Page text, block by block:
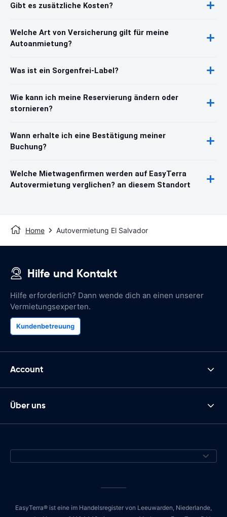
Gibt es zusätzliche Kosten?
Welche Art von Versicherung gilt für meine
Autoanmietung?
Was ist ein Sorgenfrei-Label?
Wie kann ich meine Reservierung ändern oder
stornieren?
Wann erhalte ich eine Bestätigung meiner
Buchung?
Welche Mietwagenfirmen werden auf EasyTerra
Autovermietung verglichen? an diesem Standort
Home Autovermietung El Salvador
Hilfe und Kontakt
Hilfe erforderlich? Dann wende dich an einen unserer
Vermietungsexperten.
Kundenbetreuung
Account
Über uns
EasyTerra® ist eine im Handelsregister von Leeuwarden, Niederlande,